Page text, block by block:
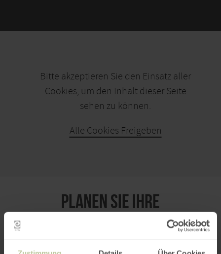
Bitte akzeptieren Sie den Einsatz aller
Cookies, um den Inhalt dieser Seite
sehen zu können.
Alle Cookies Freigeben
PLANEN SIE IHRE